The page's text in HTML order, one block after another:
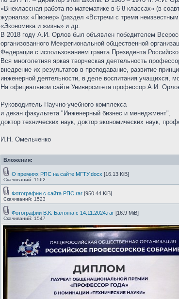
«Внеклассная работа по математике в 6-8 классах» (в
журналах «Пионер» (раздел «Встречи с тремя
«Экономика и жизнь» и др.
В 2018 году А.И. Орлов был объявлен победителем
организованного Межрегиональной общественной
Федерации с использованием гранта Президента
Вся многолетняя яркая творческая деятельность
внедрение их результатов в преподавание, развитие
инженерной деятельности, в деле воспитания учащихся,
На официальном сайте Университета профессор А.И.
Руководитель Научно-учебного комплекса
и декан факультета "Инженерный бизнес и менеджмент",
доктор технических наук, доктор экономических наук,
И.Н. Омельченко
Вложения:
О премиях РПС на сайте МГТУ.docx [16.13 KiB]
Скачиваний: 1562
Фотографии с сайта РПС.rar [950.44 KiB]
Скачиваний: 1523
Фотографии В.К. Балтяна с 14.11.2024.rar [16.9 MiB]
Скачиваний: 1547